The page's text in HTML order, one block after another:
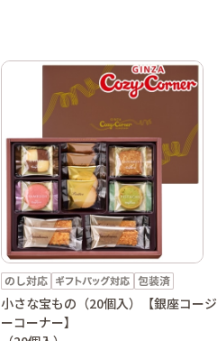
小さな宝もの（20個入）【銀座コージ
ーコーナー】